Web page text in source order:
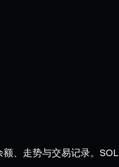
、走势与交易记录。